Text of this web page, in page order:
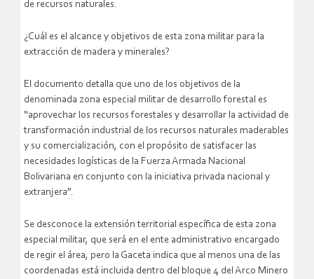
(Emasproforn) que servirá de ente comercial para la extracción
¿Cuál es el alcance y objetivos de esta zona militar para la
El documento detalla que uno de los objetivos de la
denominada zona especial militar de desarrollo forestal es
“aprovechar los recursos forestales y desarrollar la actividad de
transformación industrial de los recursos naturales maderables
y su comercialización, con el propósito de satisfacer las
necesidades logísticas de la Fuerza Armada Nacional
Bolivariana en conjunto con la iniciativa privada nacional y
Se desconoce la extensión territorial específica de esta zona
especial militar, que será en el ente administrativo encargado
de regir el área, pero la Gaceta indica que al menos una de las